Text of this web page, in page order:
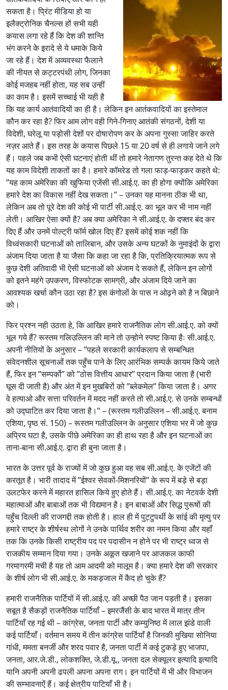
सकता है। प्रिंट मीडिया हो या
इलैक्ट्रोनिक चैनल्स हों सभी यही
कयास लगा रहे हैं कि देश की शान्ति
भंग करने के इरादे से ये धमाके किये
जा रहे हैं। देश में अव्यवस्था फैलाने
की नीयत से कट्टरपंथी लोग, जिनका
कोई मजहब नहीं होता, यह सब उन्हीं
का काम है। इसमें सच्चाई भी यही है
कि यह कार्य आतंवादियों का ही है। लेकिन इन आतंकवादियों का इस्तेमाल
कौन कर रहा है? फिर आम लोग वही गिने-गिनाए आतंकी संगठनों, देशी या
विदेशी, घरेलू या पड़ोसी देशों पर दोषारोपण कर के अपना गुस्सा जाहिर करते
नज़र आते हैं। इस तरह के कयास पिछले 15 या 20 वर्ष से ही लगाये जाने लगे
हैं। पहले जब कभी ऐसी घटनाएं होती थीं तो हमारे नेतागण तुरन्त कह देते थे कि
यह काम विदेशी ताकतों का है। हमारे कॉमरेड तो गला फाड़-फाड़कर कहते थे:
’’यह काम अमेरिका की खुफिया एजेंसी सी.आई.ए. का ही होगा क्योंकि अमेरिका
हमारे देश का विकास नहीं देख सकता।’’ – उनका यह मानना ठीक भी था,
लेकिन अब तो पूरे देश की कोई भी पार्टी सी.आई.ए. का भूल कर भी नाम नहीं
लेती। आखिर ऐसा क्यों है? अब क्या अमेरिका ने सी.आई.ए. के दफ्तर बंद कर
दिए हैं और उनमें पोल्ट्री फॉर्म खोल दिए हैं? इसमें कोई शक नहीं कि
विध्वंसकारी घटनाओं को तालिबान, और उसके अन्य घटकों के नुमाइंदों के द्वारा
अंजाम दिया जाता है या जैसा कि कहा जा रहा है कि, प्रतिक्रियात्मक रूप से
कुछ देशी अतिवादी भी ऐसी घटनाओं को अंजाम दे सकते हैं, लेकिन इन लोगों
को इतने महंगे उपकरण, विस्फोटक सामग्री, और अंजाम दिये जाने का
आवश्यक खर्चा कौन उठा रहा है? इस कंगोलों के पास न ओढ़ने को है न बिछाने
को।
फिर प्रश्न नही उठता हे, कि आखिर हमारे राजनैतिक लोग सी.आई.ए. को क्यों
भूल गये हैं? रूस्तम गलिउल्लिन की माने तो उन्होने स्पष्ट किया हैः सी.आई.ए.
अपनी नीतियों के अनुसार – ’’पहले सरकारी कार्यकलाप से सम्बन्धित
संवेदनशील सूचनाओं तक पहुँच पाने के लिए आरंभिक सम्पर्क कायम किये जाते
हैं, फिर इन ’’सम्पर्को’’ को ’’ठोस वित्तीय आधार’’ प्रदान किया जाता है (भारी
घूस दी जाती है) और अंत में इन मुखबिरों को ’’ब्लेकमेल’’ किया जाता है। अगर
वे हत्याओ और सत्ता परिवर्तन में मदद नहीं करते तो सी.आई.ए. से उनके सम्बन्धों
को उद्घाटित कर दिया जाता है।’’ – (रूस्तम गलीउल्लिन – सी.आई.ए. बनाम
एशिया, पृष्ठ सं. 150) – रूस्तम गलीउल्लिन के अनुसार एशिया भर में जो कुछ
अप्रिय घटा है, उसके पीछे अमेरिका का ही हाथ रहा है और इन घटनाओं का
ताना-बाना सी.आई.ए. द्वारा ही बुना जाता है।
भारत के उत्तर पूर्व के राज्यों में जो कुछ हुआ वह सब सी.आई.ए. के एजेंटों की
करतूत है। भारी तादाद में ’’ईश्वर सेवकों-मिशनरियों’’ के रूप में बड़े से बड़ा
उलटफेर करने में महारत हासिल किये हुए होते हैं। सी.आई.ए. का नेटवर्क देशी
महात्माओं और बाबाओं तक भी विद्यमान है। इन बाबाओं और सिद्ध पुरूषों की
पहुँच दिल्ली की राजगद्दी तक होती है। हाल ही में पुट्टुपर्थी के सांई की मृत्यु पर
हमारे राष्ट्र के शीर्षस्थ लोगों ने उनके पार्थिव शरीर का नमन किया और यहाँ
तक कि उनके किसी राष्ट्रीय पद पर पदासीन न होने पर भी राष्ट्र ध्वज से
राजकीय सम्मान दिया गया। उनके अकूत खजाने पर आजकल काफी
गरमागरमी मची है यह तो आम आदमी को मालूम है। क्या हमारे देश की सरकार
के शीर्ष लोग भी सी.आई.ए. के मकड़जाल में कैद हो चुके हैं?
हमारी राजनैतिक पार्टियों में सी.आई.ए. की अच्छी पैठ जान पड़ती है। इसका
सबूत है सैकड़ों राजनैतिक पार्टियाँ – इमरजैंसी के बाद भारत में मात्र तीन
पार्टियाँ रह गई थी – कांग्रेस, जनता पार्टी और कम्युनिष्ठ में लाल झंडे वाली
कई पार्टियाँ। वर्तमान समय में तीन कांग्रेस पार्टियाँ है जिनकी मुखिया सोनिया
गांधी, ममता बनर्जी और शरद पवार है, जनता पार्टी में कई टुकड़े हुए भाजपा,
जनता, आर.जे.डी., लोकशक्ति, जे.डी.यू., जनता दल सेक्यूलर इत्यादि इत्यादि
यानि अपनी अपनी ढपली अपना अपना राग। इन पार्टियों में भी और विभाजन
की सम्भावनाऐं हैं। कई क्षेत्रीय पाटियाँ भी है।